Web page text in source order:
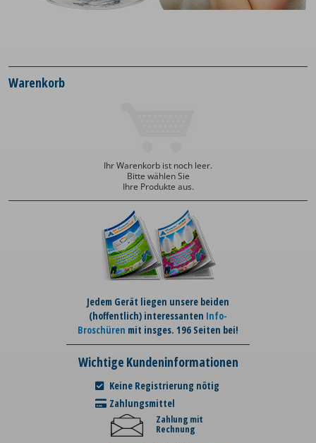
Warenkorb
Ihr Warenkorb ist noch leer.
Bitte wählen Sie
Ihre Produkte aus.
Jedem Gerät liegen unsere beiden
(hoffentlich) interessanten Info-
Broschüren mit insges. 196 Seiten bei!
Wichtige Kundeninformationen
Keine Registrierung nötig
Zahlungsmittel
Zahlung mit
Rechnung